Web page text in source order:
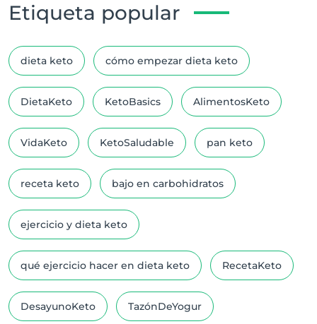
Etiqueta popular
dieta keto cómo empezar dieta keto
DietaKeto KetoBasics AlimentosKeto
VidaKeto KetoSaludable pan keto
receta keto bajo en carbohidratos
ejercicio y dieta keto
qué ejercicio hacer en dieta keto RecetaKeto
DesayunoKeto TazónDeYogur